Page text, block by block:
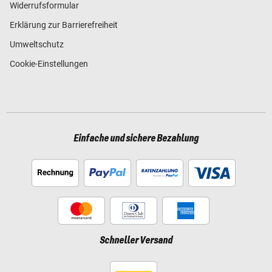
Widerrufsformular
Erklärung zur Barrierefreiheit
Umweltschutz
Cookie-Einstellungen
Einfache und sichere Bezahlung
Schneller Versand